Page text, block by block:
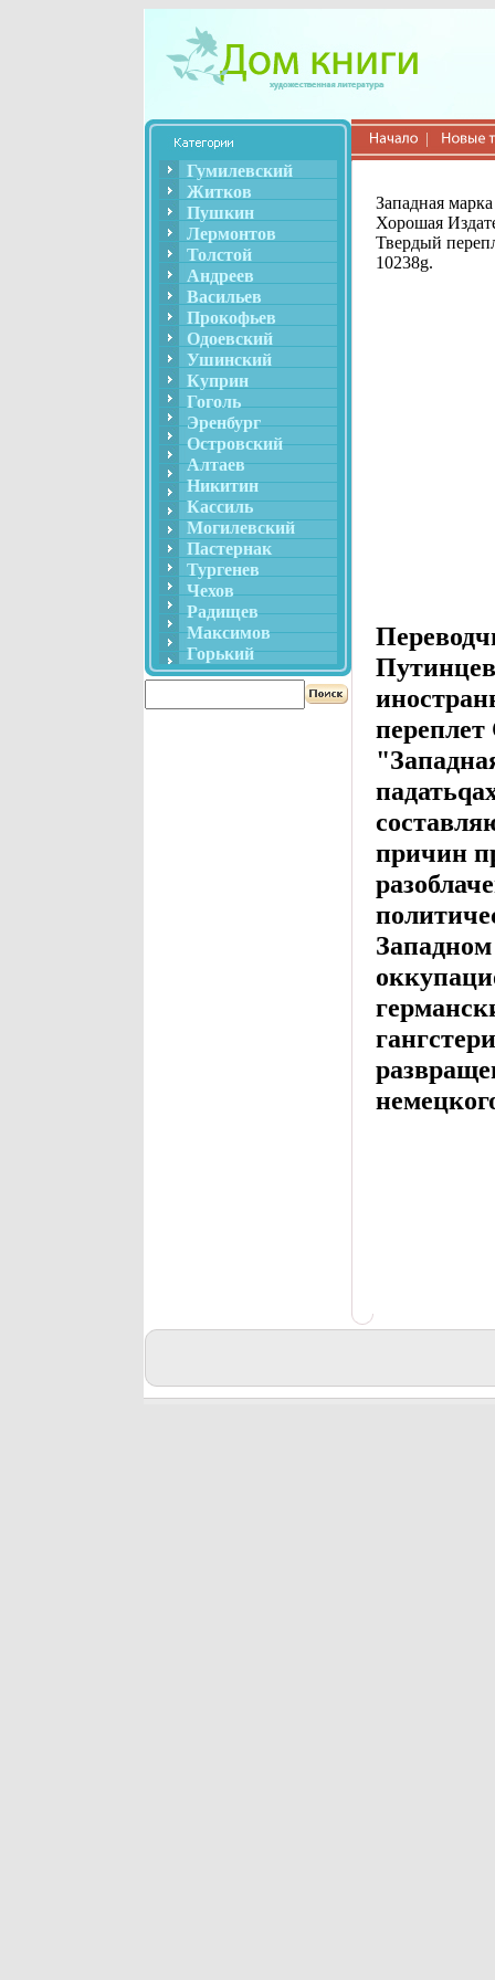
Гумилевский
Житков
Пушкин
Лермонтов
Толстой
Андреев
Васильев
Прокофьев
Одоевский
Ушинский
Куприн
Гоголь
Эренбург
Островский
Алтаев
Никитин
Кассиль
Могилевский
Пастернак
Тургенев
Чехов
Радищев
Максимов
Горький
Западная
Хорошая
Твердый
10238g.
причин